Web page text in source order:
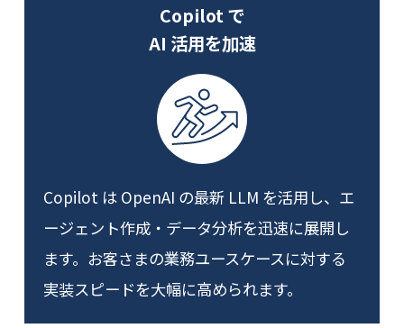
Copilot で
AI 活用を加速
Copilot は OpenAI の最新 LLM を活用し、エ
ージェント作成・データ分析を迅速に展開し
ます。お客さまの業務ユースケースに対する
実装スピードを大幅に高められます。